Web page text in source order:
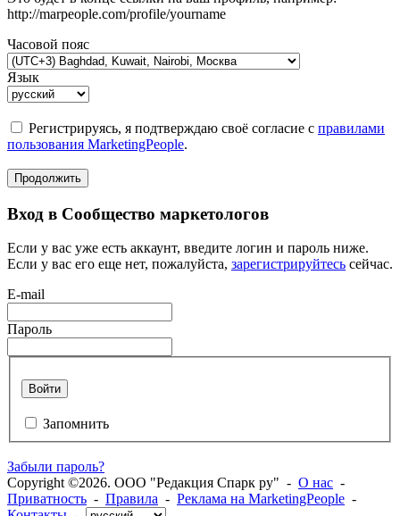
http://marpeople.com/profile/yourname
Часовой пояс
Язык
Регистрируясь, я подтверждаю своё согласие с правилами
пользования MarketingPeople.
Продолжить
Вход в Сообщество маркетологов
Если у вас уже есть аккаунт, введите логин и пароль ниже.
Если у вас его еще нет, пожалуйста, зарегистрируйтесь сейчас.
E-mail
Пароль
Войти
Запомнить
Забыли пароль?
Copyright ©2026. ООО "Редакция Спарк ру" - О нас -
Приватность - Правила - Реклама на MarketingPeople -